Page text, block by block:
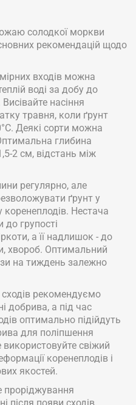
солодкої моркви
рекомендацій щодо
входів можна
воді за добу до
насіння
травня, коли ґрунт
Деякі сорти можна
глибина
2 см, відстань між
регулярно, але
ґрунт у
коренеплодів. Нестача
групості
а її надлишок - до
хвороб. Оптимальний
на тиждень залежно
сходів рекомендуємо
добрива, а під час
оптимально підійдуть
для поліпшення
використовуйте свіжий
коренеплодів і
якостей.
проріджування